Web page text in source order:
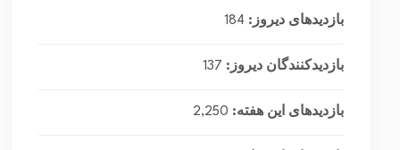
بازدیدهای دیروز: 184
بازدیدکنندگان دیروز: 137
بازدیدهای این هفته: 2,250